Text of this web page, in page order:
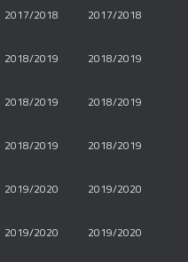
2017/2018 2017/2018
2018/2019 2018/2019
2018/2019 2018/2019
2018/2019 2018/2019
2019/2020 2019/2020
2019/2020 2019/2020